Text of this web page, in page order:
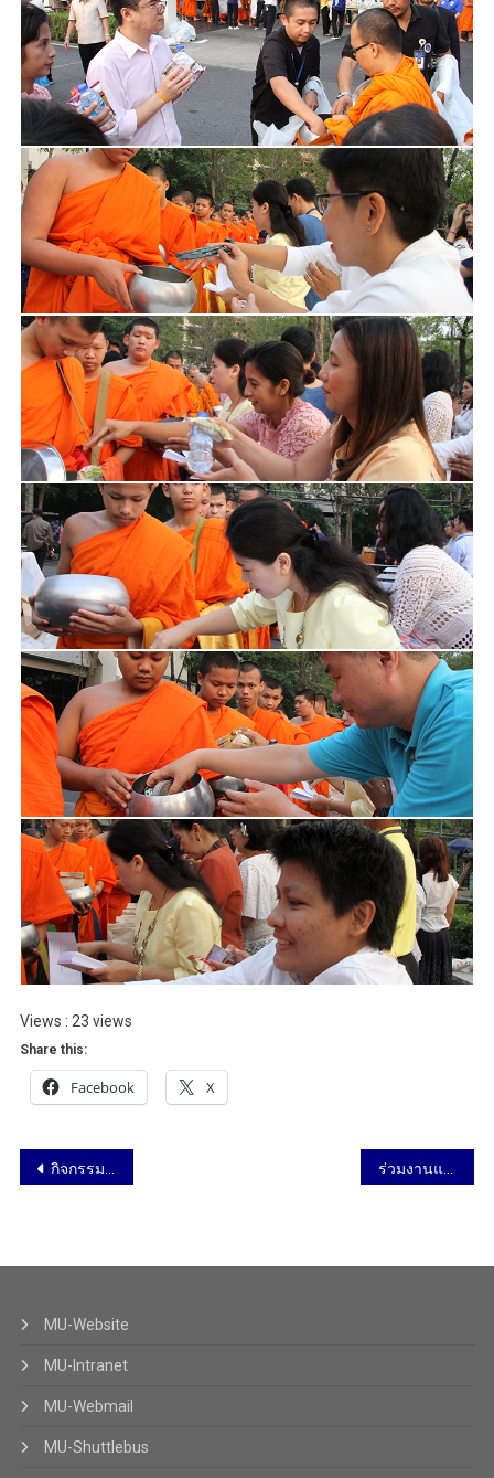
Views : 23 views
Share this:
Facebook X
กิจกรรมส่งท้ายปีเก่าต้อนรับปีใหม่ 2563 วันที่ 26 ธันวาคม 2562 ร่วมงานแถลงข่าวและประชุมเตรียมงานการจัดงานถนนสายวิทยาศาสตร์ ประจำปี 2563 วันที่ 6 มกราคม 2563
MU-Website
MU-Intranet
MU-Webmail
MU-Shuttlebus